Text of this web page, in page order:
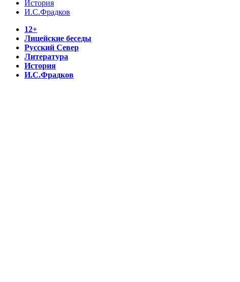
История
И.С.Фрадков
12+
Лицейские беседы
Русский Север
Литература
История
И.С.Фрадков